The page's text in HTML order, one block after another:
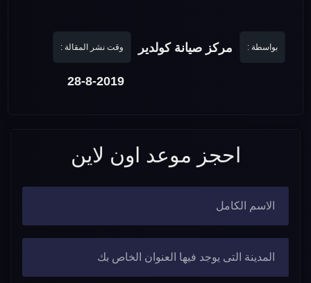
بواسطة : مركز صيانة كولدير وقت نشر المقالة :
28-8-2019
احجز موعد اون لاين